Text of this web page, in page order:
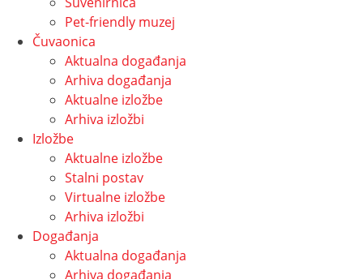
Pet-friendly muzej
Čuvaonica
Aktualna događanja
Arhiva događanja
Aktualne izložbe
Arhiva izložbi
Izložbe
Aktualne izložbe
Stalni postav
Virtualne izložbe
Arhiva izložbi
Događanja
Aktualna događanja
Arhiva događanja